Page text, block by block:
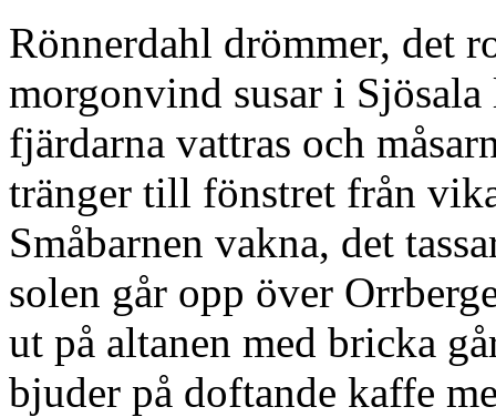
Rönnerdahl drömmer, det
morgonvind susar i
fjärdarna vattras och
tränger till fönstret från
Småbarnen vakna, det
solen går opp över
ut på altanen med bricka
bjuder på doftande kaffe